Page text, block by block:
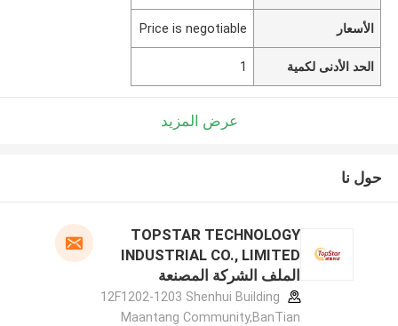
الأسعار Price is negotiable
الحد الأدنى لكمية 1
عرض المزيد
حول نا
TOPSTAR TECHNOLOGY
INDUSTRIAL CO., LIMITED
الملف الشركة المصنعة
12F1202-1203 Shenhui Building
Maantang Community,BanTian